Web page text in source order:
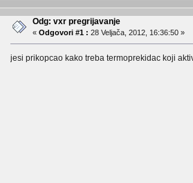
Odg: vxr pregrijavanje
«Odgovori #1 : 28 Veljača, 2012, 16:36:50 »
jesi prikopcao kako treba termoprekidac koji